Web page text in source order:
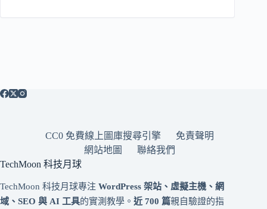
CC0 免費線上圖庫搜尋引擎
免責聲明
網站地圖
聯絡我們
TechMoon 科技月球
TechMoon 科技月球專注 WordPress 架站、虛擬主機、網
域、SEO 與 AI 工具的實測教學。 近 700 篇親自驗證的指